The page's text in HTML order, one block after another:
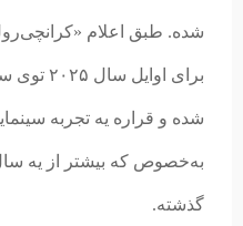
برای
شده و قراره یه تجربه
به‌خصوص که بیشتر از یه
گذشته.